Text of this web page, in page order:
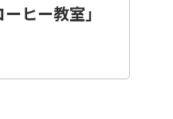
ヒー教室」